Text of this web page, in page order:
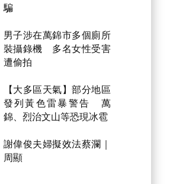
騙
男子涉在萬錦市多個廁所
裝攝錄機 多名女性受害
遭偷拍
【大多區天氣】部分地區
發列黃色雷暴警告 萬
錦、烈治文山等恐現冰雹
謝偉俊夫婦擬效法蔡瀾｜
周顯